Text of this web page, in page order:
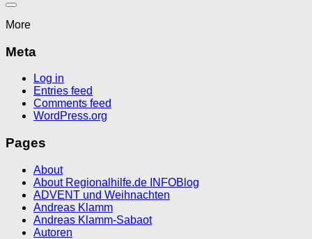
More
Meta
Log in
Entries feed
Comments feed
WordPress.org
Pages
About
About Regionalhilfe.de INFOBlog
ADVENT und Weihnachten
Andreas Klamm
Andreas Klamm-Sabaot
Autoren